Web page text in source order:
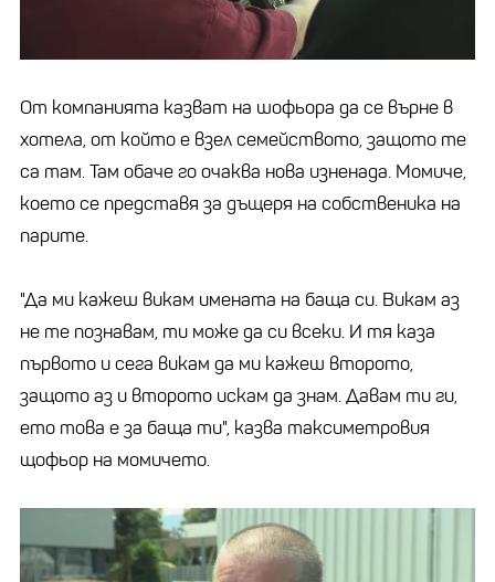
От компанията казват на шофьора да се върне в
хотела, от който е взел семейството, защото те
са там. Там обаче го очаква нова изненада. Момиче,
което се представя за дъщеря на собственика на
парите.
"Да ми кажеш викам имената на баща си. Викам аз
не те познавам, ти може да си всеки. И тя каза
първото и сега викам да ми кажеш второто,
защото аз и второто искам да знам. Давам ти ги,
ето това е за баща ти", казва таксиметровия
щофьор на момичето.